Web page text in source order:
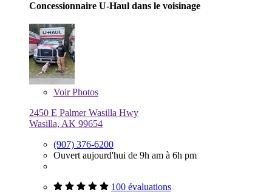
Concessionnaire U-Haul dans le voisinage
VoirPhotos
2450 E Palmer Wasilla Hwy
Wasilla, AK 99654
(907) 376-6200
Ouvert aujourd'hui de 9h am à 6h pm
100 évaluations